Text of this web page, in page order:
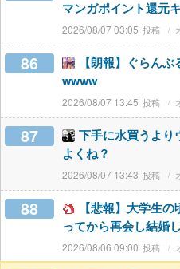
マンガポイント還元
2026/08/07 03:05
86
【朗報】ぐらん
wwww
2026/08/07 13:45
87
下手に水買うより
よくね？
2026/08/07 13:43
88
【悲報】大学生
ってから再会し結婚
2026/08/06 09:00